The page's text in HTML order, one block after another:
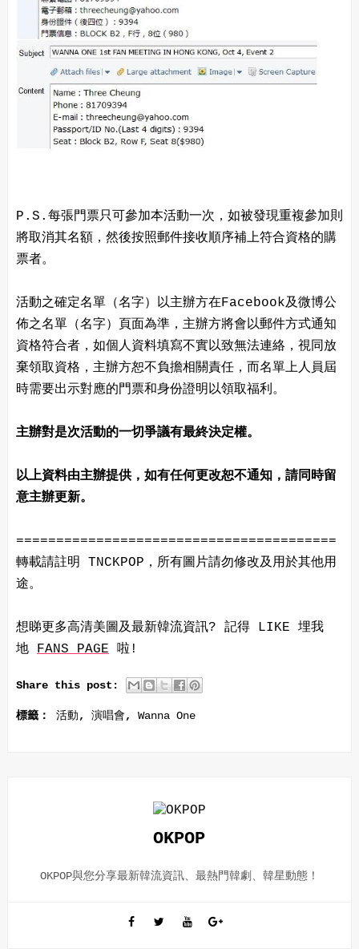
P.S.每張門票只可參加本活動一次，如被發現重複參加則
將取消其名額，然後按照郵件接收順序補上符合資格的購
票者。
活動之確定名單（名字）以主辦方在Facebook及微博公
佈之名單（名字）頁面為準，主辦方將會以郵件方式通知
資格符合者，如個人資料填寫不實以致無法連絡，視同放
棄領取資格，主辦方恕不負擔相關責任，而名單上人員屆
時需要出示對應的門票和身份證明以領取福利。
主辦對是次活動的一切爭議有最終決定權。
以上資料由主辦提供，如有任何更改恕不通知，請同時留
意主辦更新。
========================================
轉載請註明 TNCKPOP，所有圖片請勿修改及用於其他用
途。
想睇更多高清美圖及最新韓流資訊? 記得 LIKE 埋我
地 FANS PAGE 啦!
Share this post:
標籤： 活動, 演唱會, Wanna One
OKPOP
OKPOP與您分享最新韓流資訊、最熱門韓劇、韓星動態！